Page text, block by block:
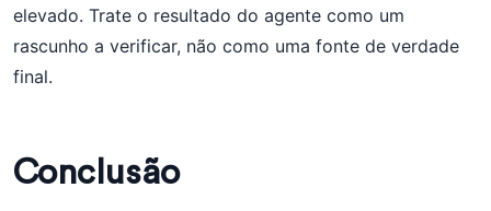
elevado. Trate o resultado do agente como um
rascunho a verificar, não como uma fonte de verdade
final.
Conclusão